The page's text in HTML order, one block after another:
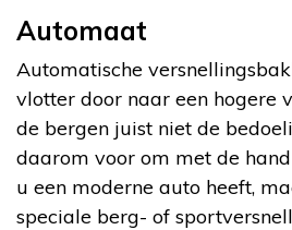
Automaat
Automatische
vlotter door naar een hogere
de bergen juist niet de
daarom voor om met de
u een moderne auto heeft,
speciale berg- of